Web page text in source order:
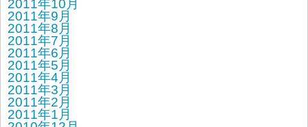
2011年10月
2011年9月
2011年8月
2011年7月
2011年6月
2011年5月
2011年4月
2011年3月
2011年2月
2011年1月